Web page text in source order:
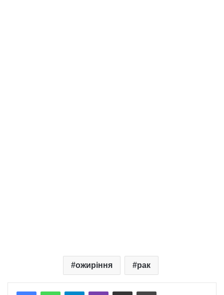
ожиріння рак
TelegramViber Надіслати електронною поштоюНадрукувати